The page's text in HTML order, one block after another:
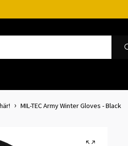
MIL-TEC Army Winter Gloves - Black